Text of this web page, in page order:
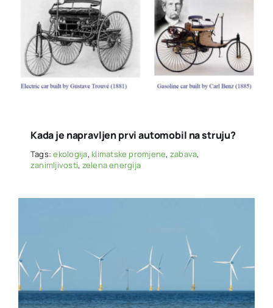
Kada je napravljen prvi automobil na struju?
Tags:ekologija, klimatske promjene, zabava,
zanimljivosti, zelena energija